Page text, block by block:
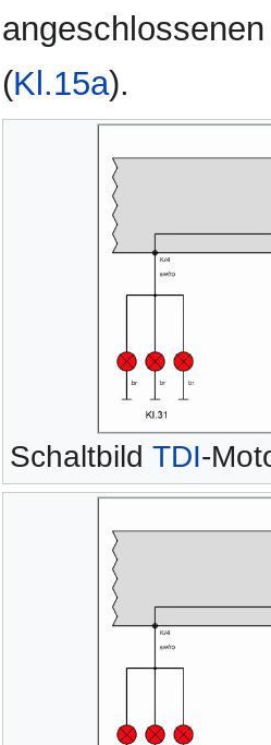
(Kl.15a).
Schaltbild TDI-